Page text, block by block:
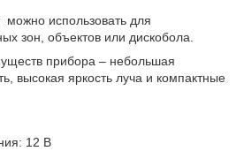
можно использовать для
зон, объектов или дискобола.
прибора – небольшая
высокая яркость луча и компактные
12 В